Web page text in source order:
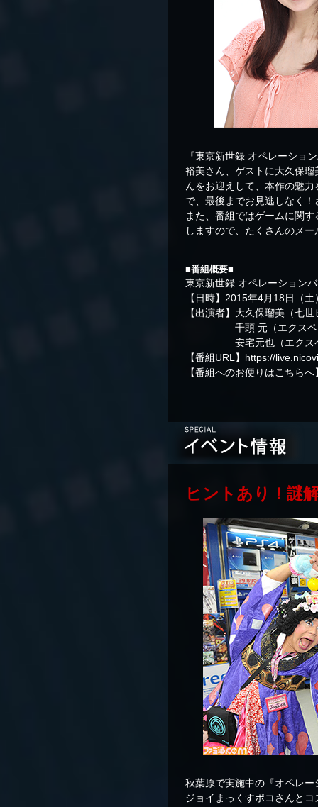
『東京新世録 オペレーショ
裕美さん、ゲストに大久保
んをお迎えして、本作の魅
で、最後までお見逃しなく
また、番組ではゲームに関
しますので、たくさんのメ
■番組概要■
東京新世録 オペレーション
【日時】2015年4月18日（
【出演者】大久保瑠美（七
千頭 元（エクスペリ
安宅元也（エクスペリ
【番組URL】 https://
【番組へのお便りはこちら
ヒントあり！謎
秋葉原で実施中の『オペレ
ジョイまっくすポコさんと